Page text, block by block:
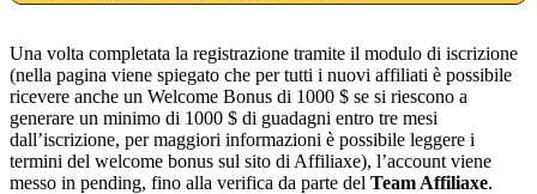
Una volta completata la registrazione tramite il modulo di iscrizione
(nella pagina viene spiegato che per tutti i nuovi affiliati è possibile
ricevere anche un Welcome Bonus di 1000 $ se si riescono a
generare un minimo di 1000 $ di guadagni entro tre mesi
dall’iscrizione, per maggiori informazioni è possibile leggere i
termini del welcome bonus sul sito di Affiliaxe), l’account viene
messo in pending, fino alla verifica da parte del Team Affiliaxe.